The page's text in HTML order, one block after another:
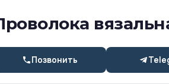
Позвонить